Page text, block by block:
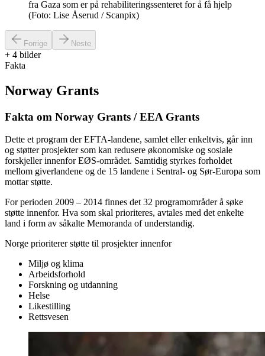
fra Gaza som er på rehabiliteringssenteret for å få hjelp
(Foto: Lise Åserud / Scanpix)
Forrige Neste
+ 4 bilder
Fakta
Norway Grants
Fakta om Norway Grants / EEA Grants
Dette et program der EFTA-landene, samlet eller enkeltvis, går inn
og støtter prosjekter som kan redusere økonomiske og sosiale
forskjeller innenfor EØS-området. Samtidig styrkes forholdet
mellom giverlandene og de 15 landene i Sentral- og Sør-Europa som
mottar støtte.
For perioden 2009 – 2014 finnes det 32 programområder å søke
støtte innenfor. Hva som skal prioriteres, avtales med det enkelte
land i form av såkalte Memoranda of understandig.
Norge prioriterer støtte til prosjekter innenfor
Miljø og klima
Arbeidsforhold
Forskning og utdanning
Helse
Likestilling
Rettsvesen